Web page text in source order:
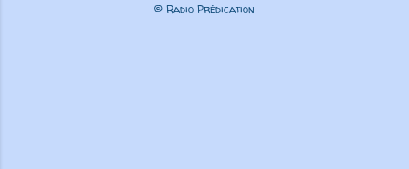
© Radio Prédication